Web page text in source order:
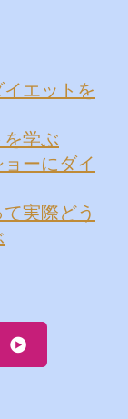
エットを
学ぶ
ーにダイ
実際どう